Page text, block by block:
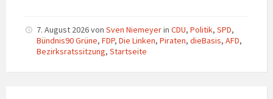
7. August 2026von Sven Niemeyerin CDU, Politik, SPD,
Bündnis90 Grüne, FDP, Die Linken, Piraten, dieBasis, AFD,
Bezirksratssitzung, Startseite